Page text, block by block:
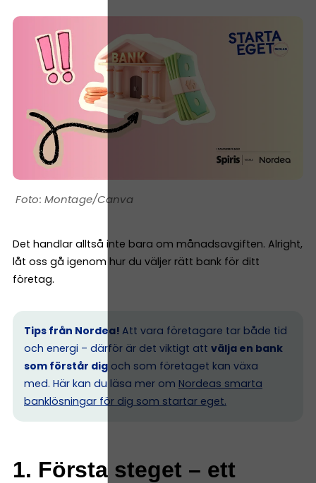
Montage/Canva
Det handlar alltså inte bara om månadsavgiften. Alright,
låt oss gå igenom hur du väljer rätt bank för ditt
företag.
Tips från Nordea! Att vara företagare tar både tid
och energi – därför är det viktigt att välja en bank
som förstår dig och som företaget kan växa
med. Här kan du läsa mer om Nordeas smarta
banklösningar för dig som startar eget.
1. Första steget – ett